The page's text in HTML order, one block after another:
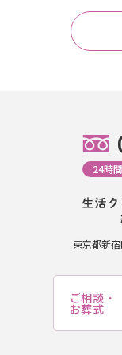
24時
東京都新
ご相談・
お葬式